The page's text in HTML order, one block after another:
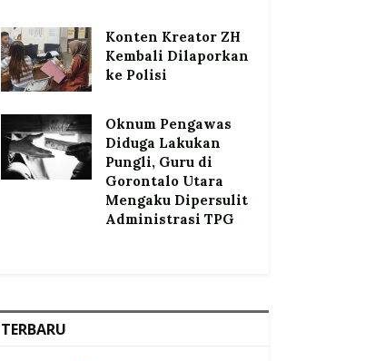
Konten Kreator ZH
Kembali Dilaporkan
ke Polisi
Oknum Pengawas
Diduga Lakukan
Pungli, Guru di
Gorontalo Utara
Mengaku Dipersulit
Administrasi TPG
TERBARU